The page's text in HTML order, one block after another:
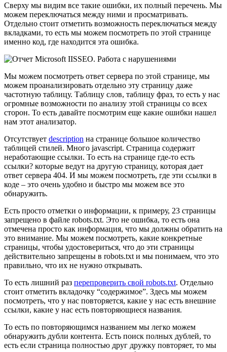
Сверху мы видим все такие ошибки, их полный перечень. Мы
можем переключаться между ними и просматривать.
Отдельно стоит отметить возможность переключаться между
вкладками, то есть мы можем посмотреть по этой странице
именно код, где находится эта ошибка.
Мы можем посмотреть ответ сервера по этой странице, мы
можем проанализировать отдельно эту страницу даже
частотную таблицу. Таблицу слов, таблицу фраз, то есть у нас
огромные возможности по анализу этой страницы со всех
сторон. То есть давайте посмотрим еще какие ошибки нашел
нам этот анализатор.
Отсутствует description на странице большое количество
таблицей стилей. Много javascript. Страница содержит
неработающие ссылки. То есть на странице где-то есть
ссылки? которые ведут на другую страницу, которая дает
ответ сервера 404. И мы можем посмотреть, где эти ссылки в
коде – это очень удобно и быстро мы можем все это
обнаружить.
Есть просто отметки о информации, к примеру, 23 страницы
запрещено в файле robots.txt. Это не ошибка, то есть она
отмечена просто как информация, что мы должны обратить на
это внимание. Мы можем посмотреть, какие конкретные
страницы, чтобы удостовериться, что до эти страницы
действительно запрещены в robots.txt и мы понимаем, что это
правильно, что их не нужно открывать.
То есть лишний раз перепроверить свой robots.txt. Отдельно
стоит отметить вкладочку “содержимое”. Здесь мы можем
посмотреть, что у нас повторяется, какие у нас есть внешние
ссылки, какие у нас есть повторяющиеся названия.
То есть по повторяющимся названием мы легко можем
обнаружить дубли контента. Есть поиск полных дублей, то
есть если страница полностью друг дружку повторяет, то мы